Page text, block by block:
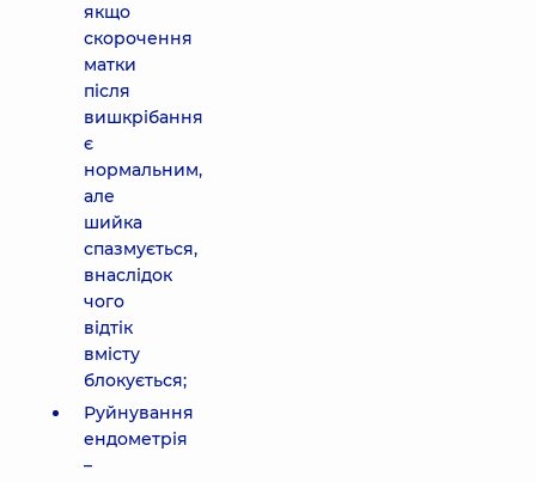
якщо
скорочення
матки
після
вишкрібання
є
нормальним,
але
шийка
спазмується,
внаслідок
чого
відтік
вмісту
блокується;
Руйнування
ендометрія
–